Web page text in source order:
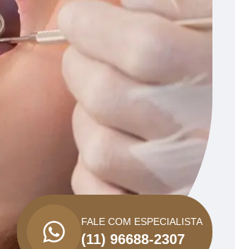
FALE COM ESPECIALISTA
(11) 96688-2307